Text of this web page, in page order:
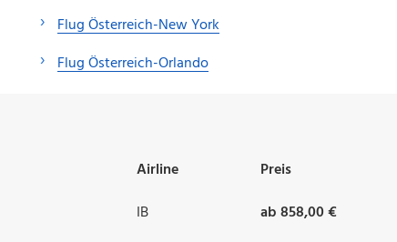
Flug Österreich-New York
Flug Österreich-Orlando
Airline Preis
IB ab 858,00 €